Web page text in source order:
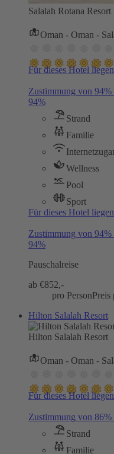
Salalah Rotana Resort
Oman - Oman -
Für dieses Hotel
Zustimmung von 94%
94%
Strand
Familie
Wellness
Pool
Sport
Für dieses Hotel
Zustimmung von 94%
94%
Pauschalreise
ab €852,-
pro PersonPreis
Hilton Salalah Resort
Hilton Salalah Resort
Oman - Oman -
Für dieses Hotel
Zustimmung von 86%
Strand
Familie